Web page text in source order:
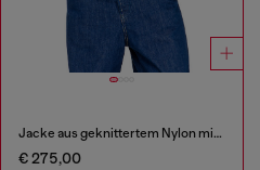
Jacke aus geknittertem Nylon mit Paspeln
€ 275,00